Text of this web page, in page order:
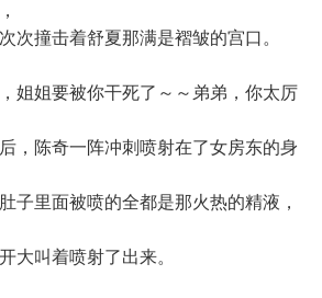
次撞击着舒夏那满是褶皱的宫口。
姐要被你干死了～～弟弟，你太厉
，陈奇一阵冲刺喷射在了女房东的身
子里面被喷的全都是那火热的精液，
大叫着喷射了出来。